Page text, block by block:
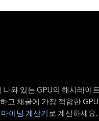
와 있는 GPU의 해시레이
고 채굴에 가장 적합한
마이닝 계산기로 계산하세요.